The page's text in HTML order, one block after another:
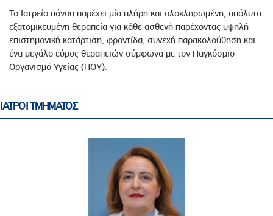
Το Ιατρείο πόνου παρέχει μία πλήρη και ολοκληρωμένη, απόλυτα
εξατομικευμένη θεραπεία για κάθε ασθενή παρέχοντας υψηλή
επιστημονική κατάρτιση, φροντίδα, συνεχή παρακολούθηση και
ένα μεγάλο εύρος θεραπειών σύμφωνα με τον Παγκόσμιο
Οργανισμό Υγείας (ΠΟΥ).
ΙΑΤΡΟΙ ΤΜΗΜΑΤΟΣ